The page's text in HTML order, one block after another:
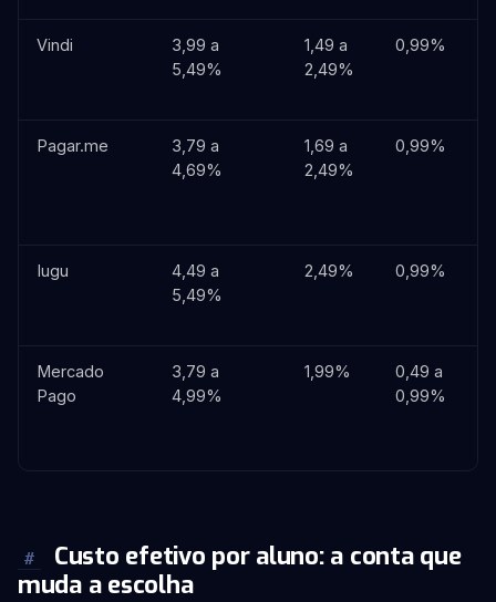
Vindi
3,99 a
5,49%
1,49 a
2,49%
0,99%
Pagar.me
3,79 a
4,69%
1,69 a
2,49%
0,99%
Iugu
4,49 a
5,49%
2,49% 0,99%
Mercado
Pago
3,79 a
4,99%
1,99%
0,49 a
0,99%
#
Custo efetivo por aluno: a conta que
muda a escolha